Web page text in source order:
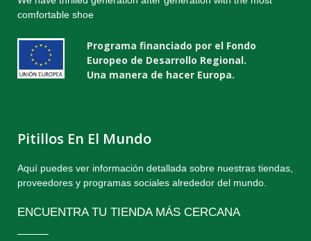
comfortable shoe
Programa financiado por el Fondo
Europeo de Desarrollo Regional.
Una manera de hacer Europa.
Pitillos En El Mundo
Aquí puedes ver información detallada sobre nuestras tiendas,
proveedores y programas sociales alrededor del mundo.
ENCUENTRA TU TIENDA MÁS CERCANA